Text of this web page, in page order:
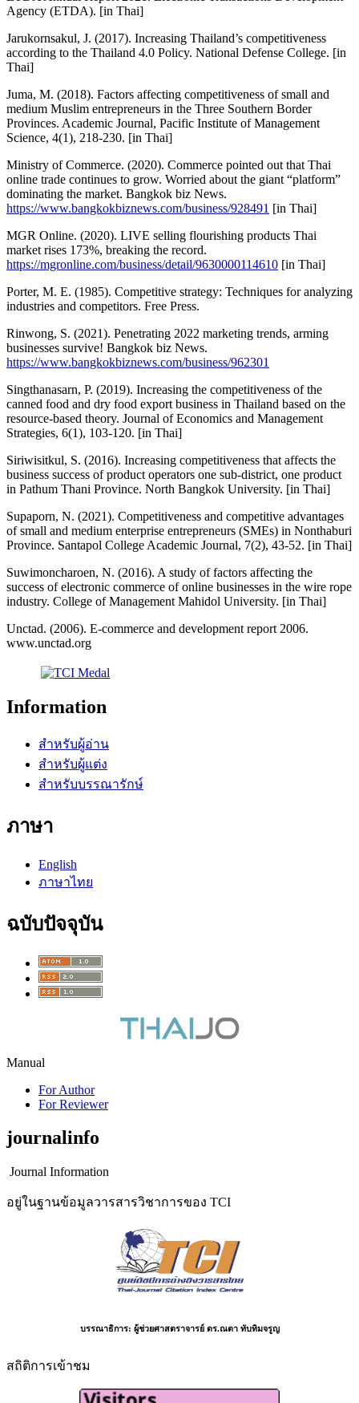
Agency (ETDA). [in Thai]
Jarukornsakul, J. (2017). Increasing Thailand’s competitiveness
according to the Thailand 4.0 Policy. National Defense College. [in
Thai]
Juma, M. (2018). Factors affecting competitiveness of small and
medium Muslim entrepreneurs in the Three Southern Border
Provinces. Academic Journal, Pacific Institute of Management
Science, 4(1), 218-230. [in Thai]
Ministry of Commerce. (2020). Commerce pointed out that Thai
online trade continues to grow. Worried about the giant “platform”
dominating the market. Bangkok biz News.
https://www.bangkokbiznews.com/business/928491 [in Thai]
MGR Online. (2020). LIVE selling flourishing products Thai
market rises 173%, breaking the record.
https://mgronline.com/business/detail/9630000114610 [in Thai]
Porter, M. E. (1985). Competitive strategy: Techniques for analyzing
industries and competitors. Free Press.
Rinwong, S. (2021). Penetrating 2022 marketing trends, arming
businesses survive! Bangkok biz News.
https://www.bangkokbiznews.com/business/962301
Singthanasarn, P. (2019). Increasing the competitiveness of the
canned food and dry food export business in Thailand based on the
resource-based theory. Journal of Economics and Management
Strategies, 6(1), 103-120. [in Thai]
Siriwisitkul, S. (2016). Increasing competitiveness that affects the
business success of product operators one sub-district, one product
in Pathum Thani Province. North Bangkok University. [in Thai]
Supaporn, N. (2021). Competitiveness and competitive advantages
of small and medium enterprise entrepreneurs (SMEs) in Nonthaburi
Province. Santapol College Academic Journal, 7(2), 43-52. [in Thai]
Suwimoncharoen, N. (2016). A study of factors affecting the
success of electronic commerce of online businesses in the wire rope
industry. College of Management Mahidol University. [in Thai]
Unctad. (2006). E-commerce and development report 2006.
www.unctad.org
Information
สำหรับผู้อ่าน
สำหรับผู้แต่ง
สำหรับบรรณารักษ์
ภาษา
English
ภาษาไทย
ฉบับปัจจุบัน
Manual
For Author
For Reviewer
journalinfo
Journal Information
อยู่ในฐานข้อมูลวารสารวิชาการของ TCI
บรรณาธิการ: ผู้ช่วยศาสตราจารย์ ดร.ณตา ทับทิมจรูญ
สถิติการเข้าชม